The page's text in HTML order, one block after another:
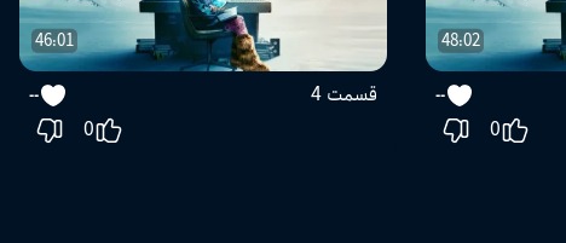
48:02
--
0
46:01
قسمت 4 --
0